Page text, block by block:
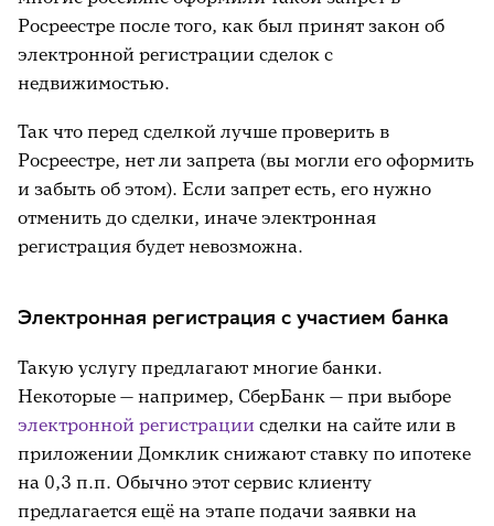
Росреестре после того, как был принят закон об
электронной регистрации сделок с
недвижимостью.
Так что перед сделкой лучше проверить в
Росреестре, нет ли запрета (вы могли его оформить
и забыть об этом). Если запрет есть, его нужно
отменить до сделки, иначе электронная
регистрация будет невозможна.
Электронная регистрация с участием банка
Такую услугу предлагают многие банки.
Некоторые — например, СберБанк — при выборе
электронной регистрации сделки на сайте или в
приложении Домклик снижают ставку по ипотеке
на 0,3 п.п. Обычно этот сервис клиенту
предлагается ещё на этапе подачи заявки на